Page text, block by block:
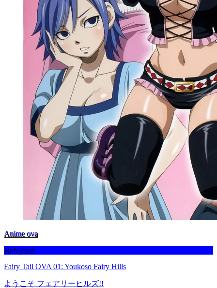
Anime ova
Befejezett
Fairy Tail OVA 01: Youkoso Fairy Hills
ようこそ フェアリーヒルズ!!